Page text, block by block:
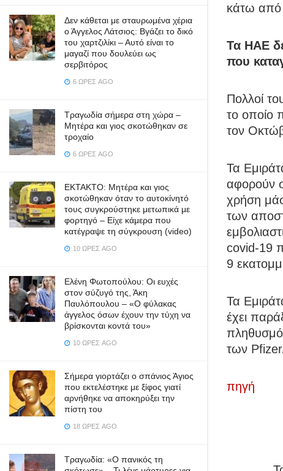
Δεν κάθεται με σταυρωμένα χέρια
ο Άγγελος Λάτσιος: Βγάζει το δικό
του χαρτζιλίκι – Αυτό είναι το
μαγαζί που δουλεύει ως
σερβιτόρος
6 ΏΡΕΣ AGO
Τραγωδία σήμερα στη χώρα –
Μητέρα και γιος σκοτώθηκαν σε
τροχαίο
6 ΏΡΕΣ AGO
ΕΚΤΑΚΤΟ: Μητέρα και γιος
σκοτώθηκαν όταν το αυτοκίνητό
τους συγκρούστηκε μετωπικά με
φορτηγό – Είχε κάμερα που
κατέγραψε τη σύγκρουση (video)
10 ΏΡΕΣ AGO
Ελένη Φωτοπούλου: Οι ευχές
στον σύζυγό της, Άκη
Παυλόπουλου – «Ο φύλακας
άγγελος όσων έχουν την τύχη να
βρίσκονται κοντά του»
10 ΏΡΕΣ AGO
Σήμερα γιορτάζει ο σπάνιος Άγιος
που εκτελέστηκε με ξίφος γιατί
αρνήθηκε να αποκηρύξει την
πίστη του
18 ΏΡΕΣ AGO
Τραγωδία: «Ο πανικός τη
κάτω από
Τα ΗΑΕ
που
Πολλοί
το οποίο
τον
Τα
αφορούν
χρήση
των
covid-19
9
Τα
έχει
των
πηγή